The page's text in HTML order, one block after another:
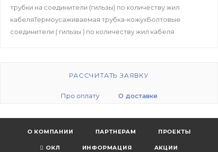
трубки на соединители (гильзы) по количеству жил
кабеляТермоусаживаемая трубка-кожухБолтовые
соединители ( гильзы ) по количеству жил кабеля
РАССЧИТАТЬ ЗАЯВКУ
Про оплату О доставке
О КОМПАНИИ ПАРТНЕРАМ ПРОЕКТЫ
ОКЛ ИНФОРМАЦИЯ АКЦИИ